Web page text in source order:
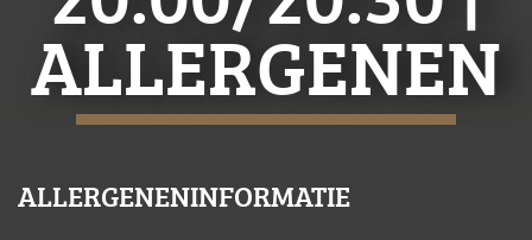
ALLERGENEN
ALLERGENENINFORMATIE